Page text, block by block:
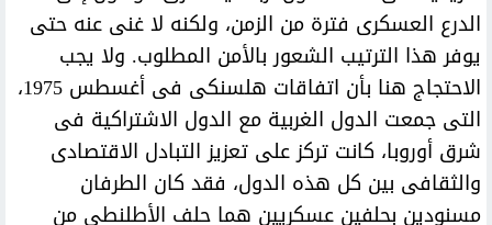
الدرع العسكرى فترة من الزمن، ولكنه لا غنى عنه حتى
يوفر هذا الترتيب الشعور بالأمن المطلوب. ولا يجب
الاحتجاج هنا بأن اتفاقات هلسنكى فى أغسطس 1975،
التى جمعت الدول الغربية مع الدول الاشتراكية فى
شرق أوروبا، كانت تركز على تعزيز التبادل الاقتصادى
والثقافى بين كل هذه الدول، فقد كان الطرفان
مسنودين بحلفين عسكريين هما حلف الأطلنطى من